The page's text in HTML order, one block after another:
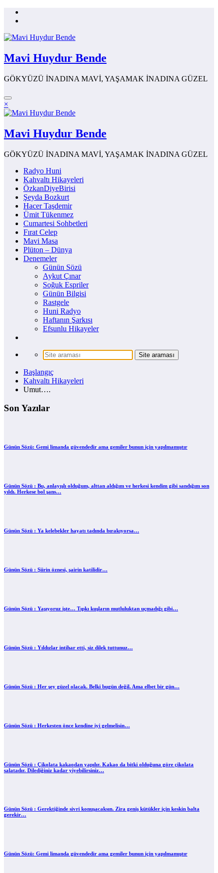
İçeriğe
Mavi Huydur Bende
GÖKYÜZÜ İNADINA MAVİ, YAŞAMAK İNADINA GÜZEL
×
Mavi Huydur Bende
GÖKYÜZÜ İNADINA MAVİ, YAŞAMAK İNADINA GÜZEL
Radyo Huni
Kahvaltı Hikayeleri
ÖzkanDiyeBirisi
Şeyda Bozkurt
Hacer Taşdemir
Ümit Tükenmez
Cumartesi Sohbetleri
Fırat Celep
Mavi Masa
Plüton – Dünya
Denemeler
Günün Sözü
Aykut Çınar
Soğuk Espriler
Günün Bilgisi
Rastgele
Huni Radyo
Haftanın Şarkısı
Efsunlu Hikayeler
Başlangıç
Kahvaltı Hikayeleri
Umut….
Son Yazılar
Günün Sözü: Gemi limanda güvendedir ama gemiler bunun için yapılmamıştır
Günün Sözü : Bu, anlayışlı olduğum, alttan aldığım ve herkesi kendim gibi sandığım son
yıldı. Herkese bol şans…
Günün Sözü : Ya kelebekler hayatı tadında bırakıyorsa…
Günün Sözü : Şiirin öznesi, şairin katilidir…
Günün Sözü : Yaşıyoruz işte… Tıpkı kuşların mutluluktan uçmadığı gibi…
Günün Sözü : Yıldızlar intihar etti, siz dilek tuttunuz…
Günün Sözü : Her şey güzel olacak. Belki bugün değil. Ama elbet bir gün…
Günün Sözü : Herkesten önce kendine iyi gelmelisin…
Günün Sözü : Çikolata kakaodan yapılır. Kakao da bitki olduğuna göre çikolata
salatadır. Dilediğiniz kadar yiyebilirsiniz…
Günün Sözü : Gerektiğinde sivri konuşacaksın. Zira geniş kütükler için keskin balta
gerekir…
Günün Sözü: Gemi limanda güvendedir ama gemiler bunun için yapılmamıştır